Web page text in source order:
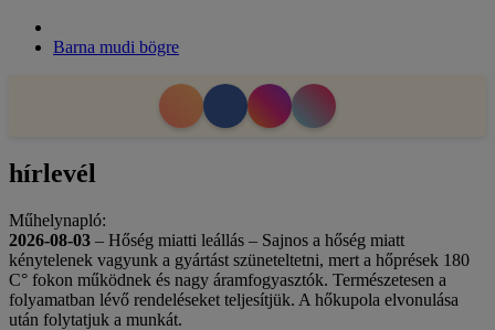
Barna mudi bögre
hírlevél
Műhelynapló:
2026-08-03 – Hőség miatti leállás – Sajnos a hőség miatt
kénytelenek vagyunk a gyártást szüneteltetni, mert a hőprések 180
C° fokon működnek és nagy áramfogyasztók. Természetesen a
folyamatban lévő rendeléseket teljesítjük. A hőkupola elvonulása
után folytatjuk a munkát.